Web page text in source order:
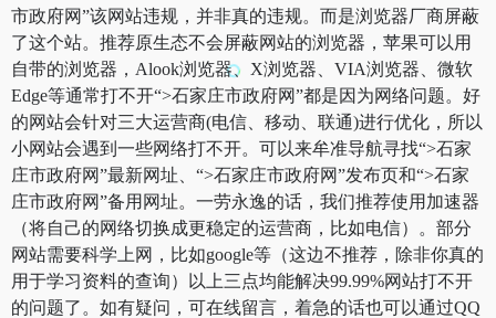
市政府网”该网站违规，并非真的违规。而是浏览器厂商屏蔽
了这个站。推荐原生态不会屏蔽网站的浏览器，苹果可以用
自带的浏览器，Alook浏览器、X浏览器、VIA浏览器、微软
Edge等通常打不开“>石家庄市政府网”都是因为网络问题。好
的网站会针对三大运营商(电信、移动、联通)进行优化，所以
小网站会遇到一些网络打不开。可以来牟准导航寻找“>石家
庄市政府网”最新网址、“>石家庄市政府网”发布页和“>石家
庄市政府网”备用网址。一劳永逸的话，我们推荐使用加速器
（将自己的网络切换成更稳定的运营商，比如电信）。部分
网站需要科学上网，比如google等（这边不推荐，除非你真的
用于学习资料的查询）以上三点均能解决99.99%网站打不开
的问题了。如有疑问，可在线留言，着急的话也可以通过QQ